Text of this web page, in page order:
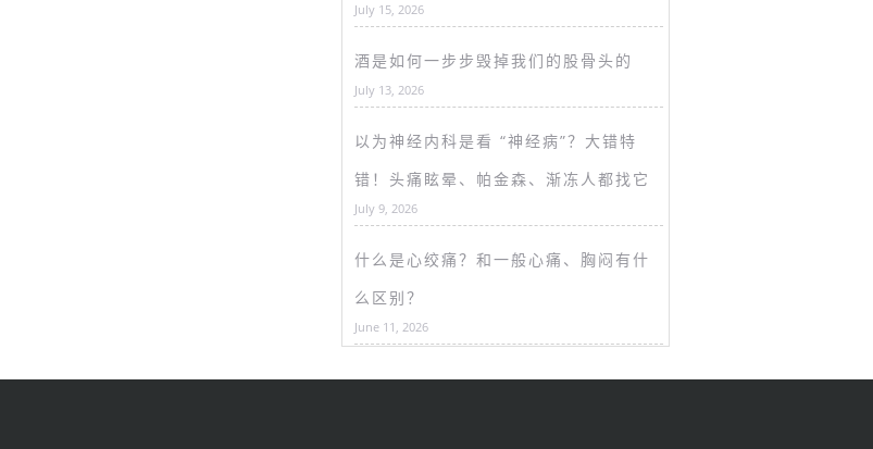
July 15, 2026
酒是如何一步步毁掉我们的股骨头的
July 13, 2026
以为神经内科是看 “神经病”？大错特
错！头痛眩晕、帕金森、渐冻人都找它
July 9, 2026
什么是心绞痛？和一般心痛、胸闷有什
么区别？
June 11, 2026